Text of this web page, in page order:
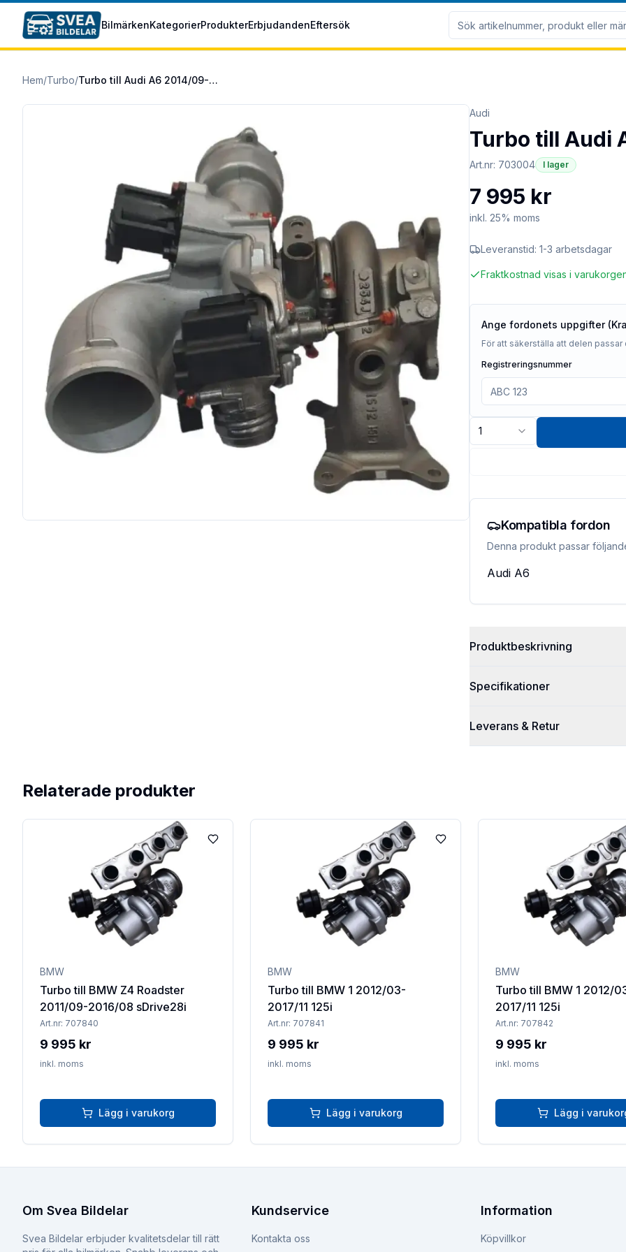
Hoppa till huvudinnehåll
BilmärkenKategorierProdukterErbjudandenEftersök
Hem/Turbo/ Turbo till Audi A6 2014/09-2018/09 1.8 TFSI
Audi
Turbo till Audi
Art.nr: 703004 I lager
7 995 kr
inkl. 25% moms
Leveranstid: 1-3 arbetsdagar
Fraktkostnad visas i
Ange fordonets uppgifter
För att säkerställa att delen
Registreringsnummer
1
Kompatibla fordon
Denna produkt passar
Audi A6
Produktbeskrivning
Specifikationer
Leverans & Retur
Relaterade produkter
Lägg till i favoriter
BMW
Turbo till BMW Z4 Roadster
2011/09-2016/08 sDrive28i
Art.nr: 707840
9 995 kr
inkl. moms
Lägg i varukorg
Lägg till i favoriter
BMW
Turbo till BMW 1 2012/03-
2017/11 125i
Art.nr: 707841
9 995 kr
inkl. moms
Lägg i varukorg
BMW
Turbo till BMW 1 2012/
2017/11 125i
Art.nr: 707842
9 995 kr
inkl. moms
Lägg i
Om Svea Bildelar
Svea Bildelar erbjuder kvalitetsdelar till rätt
Kundservice
Kontakta oss
Information
Köpvillkor